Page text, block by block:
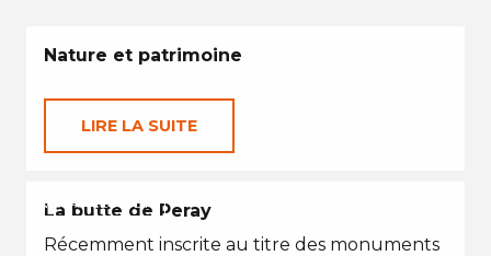
Nature et patrimoine
LIRE LA SUITE
VACANCES D'ÉTÉ
La butte de Peray
Récemment inscrite au titre des monuments